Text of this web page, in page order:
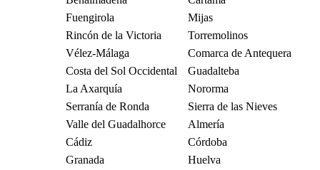
Fuengirola
Mijas
Rincón de la Victoria
Torremolinos
Vélez-Málaga
Comarca de Antequera
Costa del Sol Occidental
Guadalteba
La Axarquía
Nororma
Serranía de Ronda
Sierra de las Nieves
Valle del Guadalhorce
Almería
Cádiz
Córdoba
Granada
Huelva